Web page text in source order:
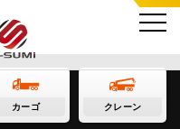
カーゴ クレーン